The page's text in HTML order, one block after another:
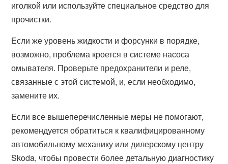
иголкой или используйте специальное средство для
прочистки.
Если же уровень жидкости и форсунки в порядке,
возможно, проблема кроется в системе насоса
омывателя. Проверьте предохранители и реле,
связанные с этой системой, и, если необходимо,
замените их.
Если все вышеперечисленные меры не помогают,
рекомендуется обратиться к квалифицированному
автомобильному механику или дилерскому центру
Skoda, чтобы провести более детальную диагностику